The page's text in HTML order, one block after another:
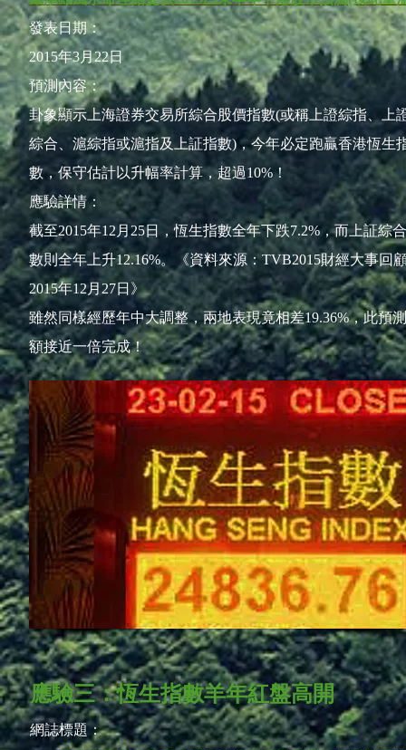
發表日期：
2015年3月22日
預測內容：
卦象顯示上海證券交易所綜合股價指數(或稱上證綜指、上
綜合、滬綜指或滬指及上証指數)，今年必定跑贏香港恆生
數，保守估計以升幅率計算，超過10%！
應驗詳情：
截至2015年12月25日，恆生指數全年下跌7.2%，而上証綜
數則全年上升12.16%。《資料來源：TVB2015財經大事回
2015年12月27日》
雖然同樣經歷年中大調整，兩地表現竟相差19.36%，此預
額接近一倍完成！
應驗三：恆生指數羊年紅盤高開
網誌標題：